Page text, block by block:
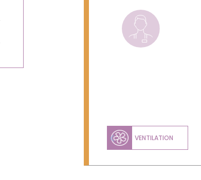
VENTILATION
Previous